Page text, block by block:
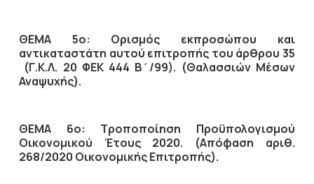
ΘΕΜΑ 5ο: Ορισμός εκπροσώπου και
αντικαταστάτη αυτού επιτροπής του άρθρου 35
(Γ.Κ.Λ. 20 ΦΕΚ 444 Β΄/99). (Θαλασσιών Μέσων
Αναψυχής).
ΘΕΜΑ 6ο: Τροποποίηση Προϋπολογισμού
Οικονομικού Έτους 2020. (Απόφαση αριθ.
268/2020 Οικονομικής Επιτροπής).